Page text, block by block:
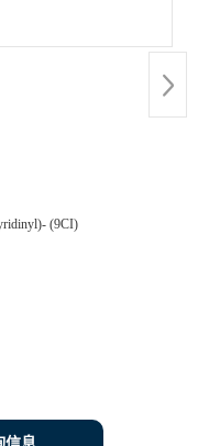
(9CI)